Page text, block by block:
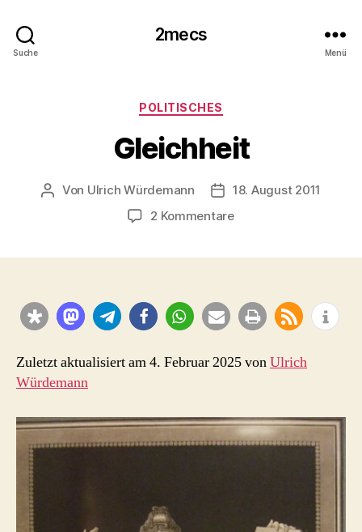
Suche
2mecs
Menü
Kategorien
POLITISCHES
Gleichheit
Beitragsautor
Von Ulrich Würdemann Beitragsdatum
18. August 2011
2 Kommentarezu
Zuletzt aktualisiert am 4. Februar 2025 vonUlrich
Würdemann